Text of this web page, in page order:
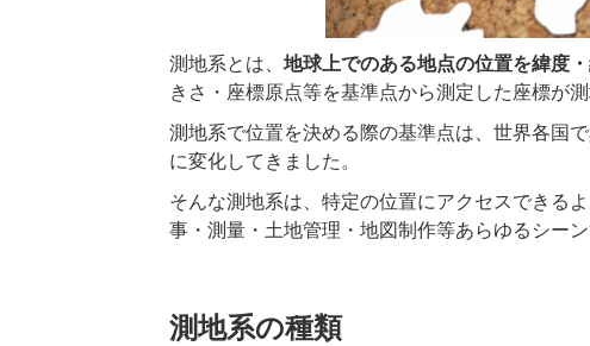
測地系とは、 地球上でのある地点の位置を緯度
きさ・座標原点等を基準点から測定した座標が測
測地系で位置を決める際の基準点は、世界各国
に変化してきました。
そんな測地系は、特定の位置にアクセスできる
事・測量・土地管理・地図制作等あらゆるシーン
測地系の種類